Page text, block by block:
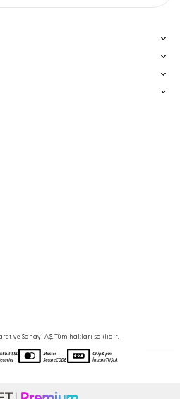
ve Sanayi A.Ş. Tüm hakları saklıdır.